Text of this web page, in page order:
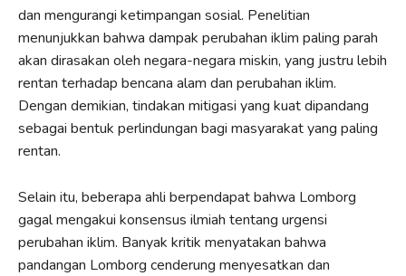
dan mengurangi ketimpangan sosial. Penelitian
menunjukkan bahwa dampak perubahan iklim paling parah
akan dirasakan oleh negara-negara miskin, yang justru lebih
rentan terhadap bencana alam dan perubahan iklim.
Dengan demikian, tindakan mitigasi yang kuat dipandang
sebagai bentuk perlindungan bagi masyarakat yang paling
rentan.
Selain itu, beberapa ahli berpendapat bahwa Lomborg
gagal mengakui konsensus ilmiah tentang urgensi
perubahan iklim. Banyak kritik menyatakan bahwa
pandangan Lomborg cenderung menyesatkan dan